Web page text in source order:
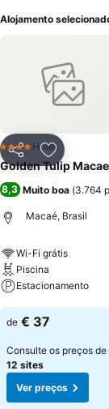
sauna e fitness
Alojamento
PartilharAdicionar
4 EstrelasHotel
Golden Tulip Macae
8,3 Muito boa (3.764
Macaé, Brasil
Wi-Fi grátis
Piscina
Estacionamento
Ver preços
de € 37
Consulte os preços de
12 sites
Ver preços